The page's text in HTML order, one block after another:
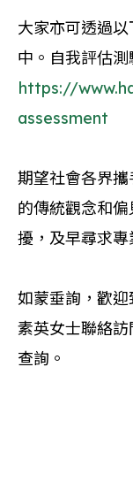
大家亦可透過
中。自我評估測
https://
assessment
期望社會各界
的傳統觀念和
擾，及早尋求專
如蒙垂詢，歡
素英女士聯絡
查詢。